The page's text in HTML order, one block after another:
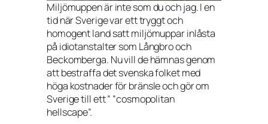
Miljömuppen är inte som du och jag. I en
tid när Sverige var ett tryggt och
homogent land satt miljömuppar inlåsta
på idiotanstalter som Långbro och
Beckomberga. Nu vill de hämnas genom
att bestraffa det svenska folket med
höga kostnader för bränsle och gör om
Sverige till ett ” ”cosmopolitan
hellscape”.